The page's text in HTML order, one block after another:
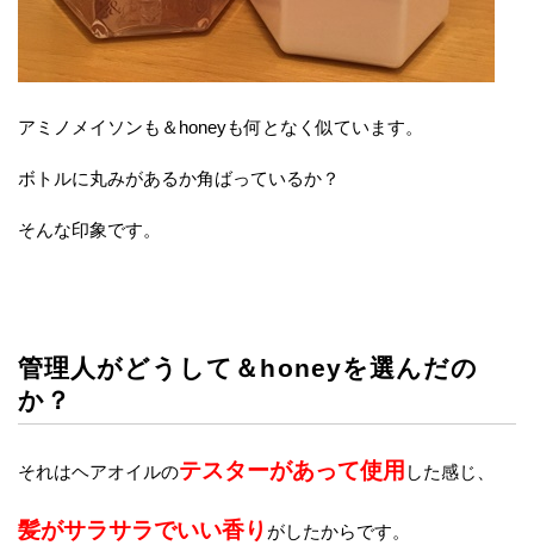
アミノメイソンも＆honeyも何となく似ています。
ボトルに丸みがあるか角ばっているか？
そんな印象です。
管理人がどうして＆honeyを選んだの
か？
それはヘアオイルのテスターがあって使用 した感じ、
髪がサラサラでいい香り がしたからです。